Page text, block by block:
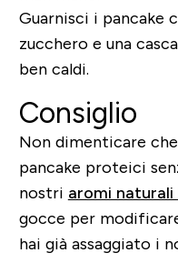
Guarnisci i pancake
zucchero e una
ben caldi.
Consiglio
Non dimenticare
pancake proteici
nostri aromi naturali
gocce per
hai già assaggiato i